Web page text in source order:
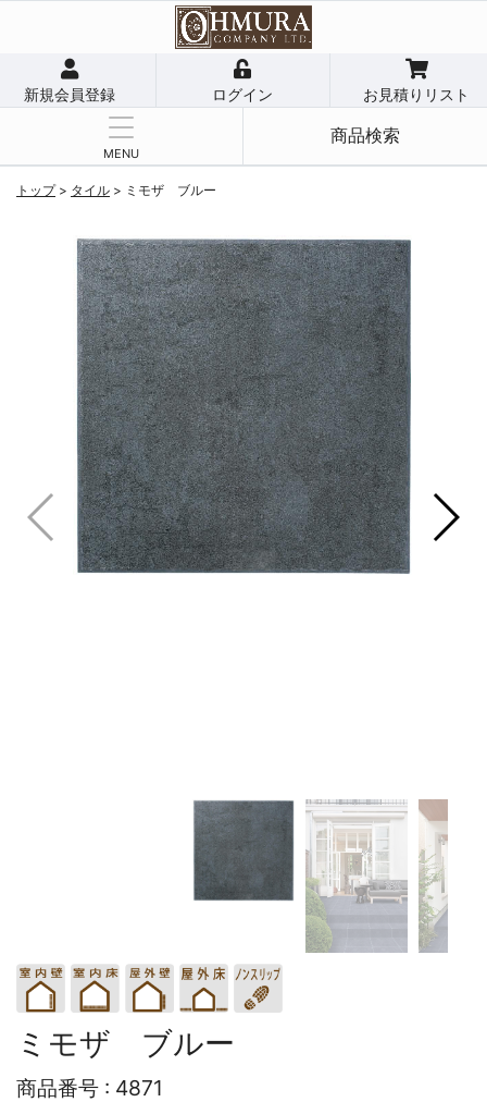
新規会員登録 ログイン お見積りリスト
MENU
商品検索
トップ> タイル > ミモザ ブルー
ミモザ ブルー
商品番号 : 4871